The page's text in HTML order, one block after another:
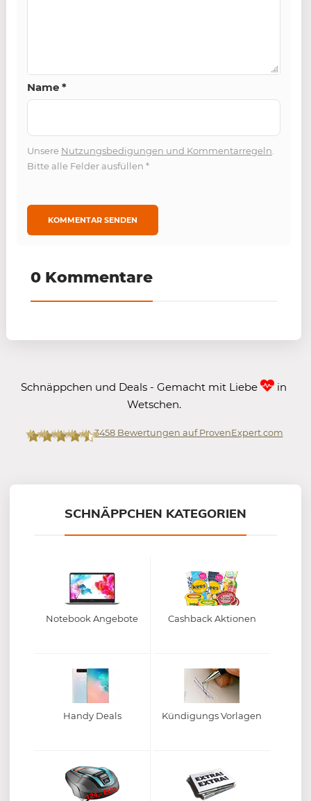
Name *
Unsere Nutzungsbedigungen und Kommentarregeln.
Bitte alle Felder ausfüllen *
0 Kommentare
Schnäppchen und Deals - Gemacht mit Liebe
in
Wetschen.
3458Bewertungen auf ProvenExpert.com
SCHNÄPPCHEN KATEGORIEN
Notebook Angebote Cashback Aktionen
Handy Deals Kündigungs Vorlagen